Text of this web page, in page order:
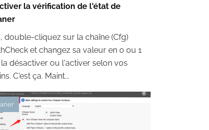
la vérification de l'état de
double-cliquez sur la chaîne (Cfg)
et changez sa valeur en 0 ou 1
désactiver ou l'activer selon vos
C'est ça. Maint...